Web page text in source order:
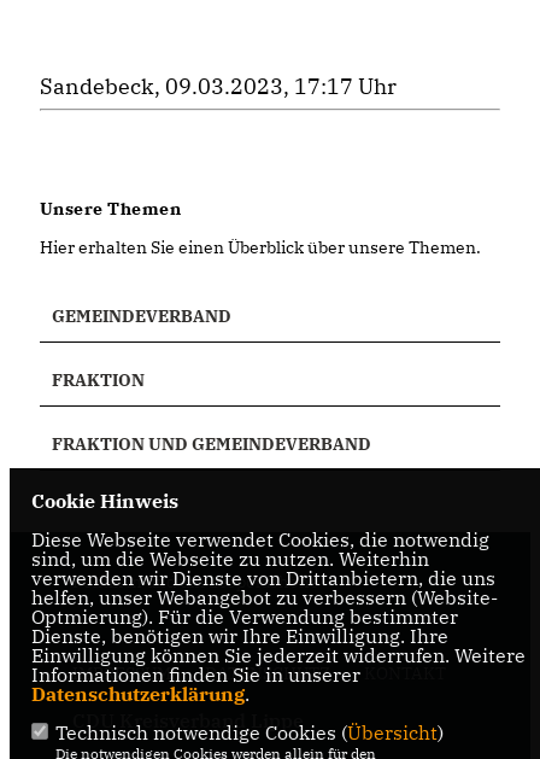
Sandebeck, 09.03.2023, 17:17 Uhr
Unsere Themen
Hier erhalten Sie einen Überblick über unsere Themen.
GEMEINDEVERBAND
FRAKTION
FRAKTION UND GEMEINDEVERBAND
Politik in und um Leopoldshöhe
IMPRESSUM DATENSCHUTZ
CDU Kreisverband Lippe
Cookie Hinweis
Diese Webseite verwendet Cookies, die notwendig
sind, um die Webseite zu nutzen. Weiterhin
verwenden wir Dienste von Drittanbietern, die uns
helfen, unser Webangebot zu verbessern (Website-
Optmierung). Für die Verwendung bestimmter
Dienste, benötigen wir Ihre Einwilligung. Ihre
Einwilligung können Sie jederzeit widerrufen. Weitere
Informationen finden Sie in unserer
Datenschutzerklärung.
Technisch notwendige Cookies (Übersicht)
Die notwendigen Cookies werden allein für den